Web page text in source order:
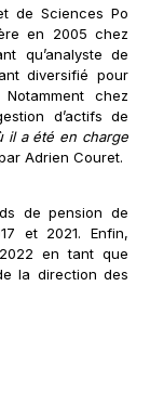
de Sciences Po
en 2005 chez
qu’analyste de
diversifié pour
chez
d’actifs de
il a été en charge
Adrien Couret.
de pension de
et 2021. Enfin,
en tant que
la direction des